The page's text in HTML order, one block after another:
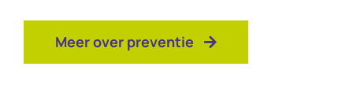
Meer over preventie